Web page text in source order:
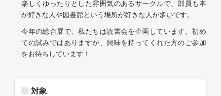
楽しくゆったりとした雰囲気のあるサークルで、部員も本
が好きな人や図書館という場所が好きな人が多いです。
今年の総合展で、私たちは読書会を企画しています。初め
ての試みではありますが、興味を持ってくれた方のご参加
をお待ちしています！
対象